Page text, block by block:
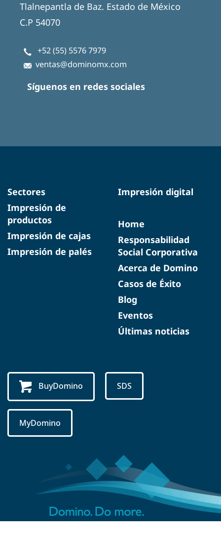
Tlalnepantla de Baz. Estado de México
C.P 54070
+52 (55) 5576 7979
ventas@dominomx.com
Síguenos en redes sociales
Sectores
Impresión de
productos
Impresión de cajas
Impresión de palés
Impresión digital
Home
Responsabilidad
Social Corporativa
Acerca de Domino
Casos de Éxito
Blog
Eventos
Últimas noticias
BuyDomino SDS
MyDomino